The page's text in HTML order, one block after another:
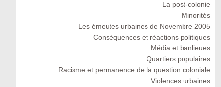
La post-colonie
Minorités
Les émeutes urbaines de Novembre 2005
Conséquences et réactions politiques
Média et banlieues
Quartiers populaires
Racisme et permanence de la question coloniale
Violences urbaines